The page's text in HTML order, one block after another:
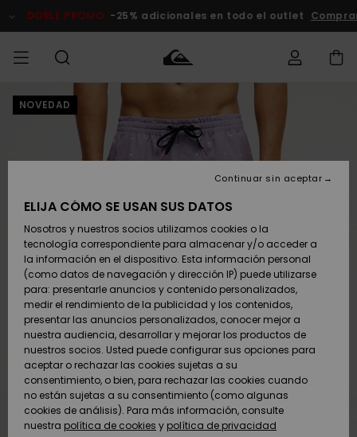
del
DOBLE PROMO -25% adicionales en todo el outlet Comprar
HOMBRE Ropa
Zapatos y
chanclas
Surf
Snow
Novedades
Ropa
Zapatos y
chanclas
Surf
Snow
Novedades
Shop
Destacados
Snow
SURF
Surf Shop
Hombre
Highlights
Comunidad
SNOW
Tienda
Snow
Hombre
Snow Niños
Tienda
Snow Mujer
Destacados
Comunidad
DOBLE
PROMO
Outlet
Hombre
Outlet
Mujer
AYUDA &
CONTACTO
pedido
Envio
Devoluciones
Pago
Tarjeta de
regalo
Quiksilver
Freedom
Protección de
datos
personales
NOVEDAD
ELIJA CÓMO SE USAN SUS DATOS
Nosotros y nuestros socios utilizamos cookies o la
tecnología correspondiente para almacenar y/o acceder a
la información en el dispositivo. Esta información personal
(como datos de navegación y dirección IP) puede utilizarse
para: presentarle anuncios y contenido personalizados,
medir el rendimiento de la publicidad y los contenidos,
presentar las anuncios personalizados, conocer mejor a
nuestra audiencia, desarrollar y mejorar los productos de
nuestros socios. Usted puede configurar sus opciones para
aceptar o rechazar las cookies sujetas a su
consentimiento, o bien, para rechazar las cookies cuando
no están sujetas a su consentimiento (como algunas
cookies de análisis). Para más información, consulte
nuestra política de cookies y política de privacidad
Continuar sin aceptar